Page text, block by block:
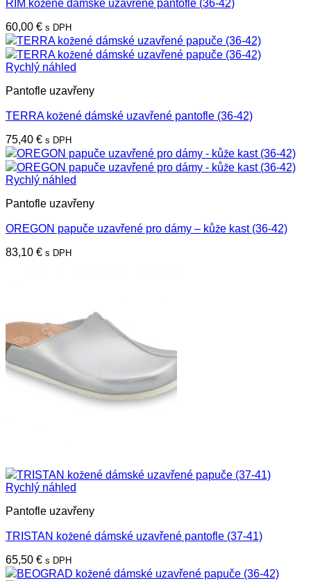
RIM kožené dámské uzavřené pantofle (36-42)
60,00 € s DPH
Rychlý náhled
Pantofle uzavřeny
TERRA kožené dámské uzavřené pantofle (36-42)
75,40 € s DPH
Rychlý náhled
Pantofle uzavřeny
OREGON papuče uzavřené pro dámy – kůže kast (36-42)
83,10 € s DPH
Rychlý náhled
Pantofle uzavřeny
TRISTAN kožené dámské uzavřené pantofle (37-41)
65,50 € s DPH